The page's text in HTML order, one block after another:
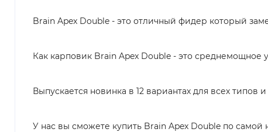
Brain Apex Double - это отличный фидер который
Как карповик Brain Apex Double - это
Выпускается новинка в 12 вариантах для всех типов
У нас вы сможете купить Brain Apex Double по самой